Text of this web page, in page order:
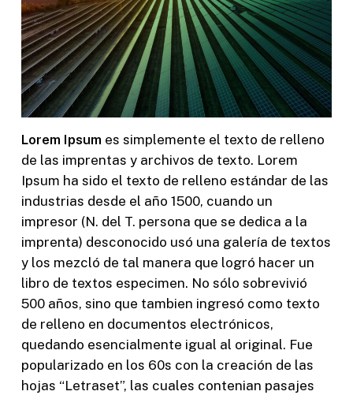
Lorem Ipsum es simplemente el texto de relleno
de las imprentas y archivos de texto. Lorem
Ipsum ha sido el texto de relleno estándar de las
industrias desde el año 1500, cuando un
impresor (N. del T. persona que se dedica a la
imprenta) desconocido usó una galería de textos
y los mezcló de tal manera que logró hacer un
libro de textos especimen. No sólo sobrevivió
500 años, sino que tambien ingresó como texto
de relleno en documentos electrónicos,
quedando esencialmente igual al original. Fue
popularizado en los 60s con la creación de las
hojas “Letraset”, las cuales contenian pasajes